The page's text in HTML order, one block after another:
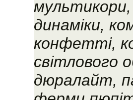
мультикори,
динаміки,
конфетті,
світлового
дюралайт,